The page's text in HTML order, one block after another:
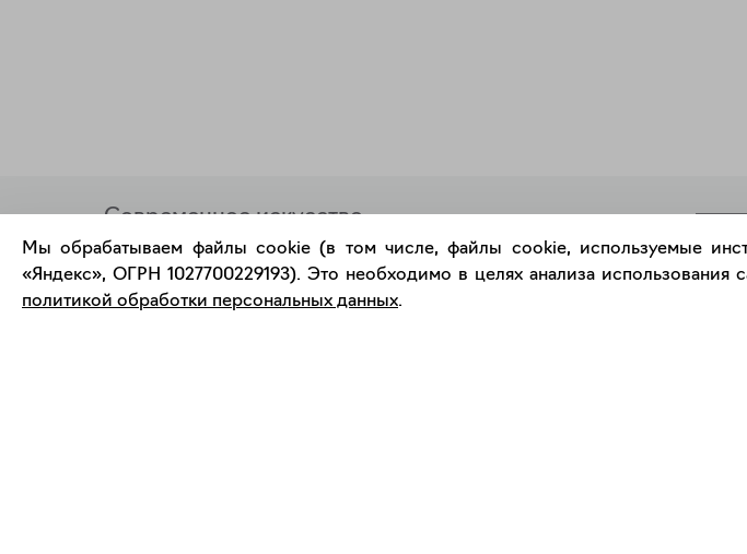
Современное искусство
онлайн
Мы обрабатываем файлы cookie (в том числе, файлы cookie, используемые
«Яндекс», ОГРН 1027700229193). Это необходимо в целях анализа использования
политикой обработки персональных данных.